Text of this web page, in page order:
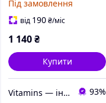
капсулі)
Під замовлення
від 190₴/міс
1 140₴
Купити
Vitamins — інтернет-магазин вітамінів та мінералів 93%